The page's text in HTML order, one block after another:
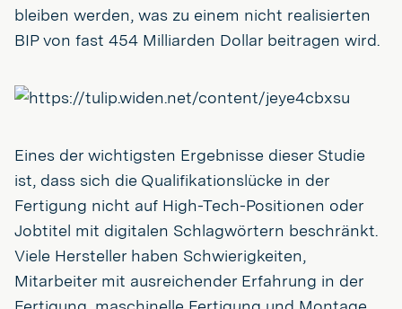
bleiben werden, was zu einem nicht realisierten
BIP von fast 454 Milliarden Dollar beitragen wird.
Eines der wichtigsten Ergebnisse dieser Studie
ist, dass sich die Qualifikationslücke in der
Fertigung nicht auf High-Tech-Positionen oder
Jobtitel mit digitalen Schlagwörtern beschränkt.
Viele Hersteller haben Schwierigkeiten,
Mitarbeiter mit ausreichender Erfahrung in der